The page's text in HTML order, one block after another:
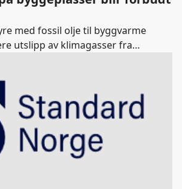
med fossil olje til byggvarme
utslipp av klimagasser fra